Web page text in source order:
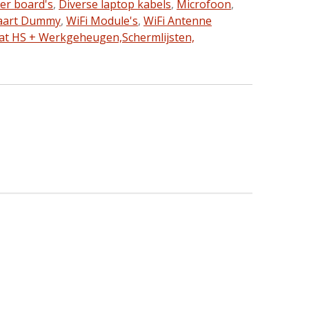
board's, Diverse laptop kabels, Microfoon,
Dummy, WiFi Module's, WiFi Antenne
HS + Werkgeheugen,Schermlijsten,